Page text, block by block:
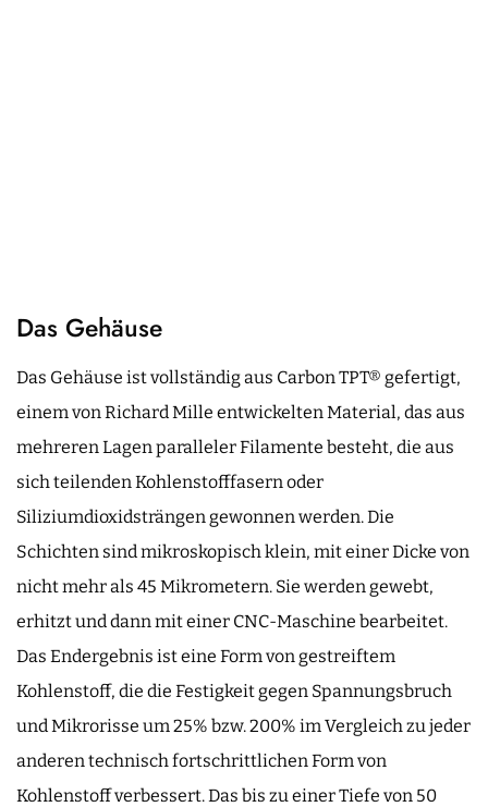
Das Gehäuse
Das Gehäuse ist vollständig aus Carbon TPT® gefertigt,
einem von Richard Mille entwickelten Material, das aus
mehreren Lagen paralleler Filamente besteht, die aus
sich teilenden Kohlenstofffasern oder
Siliziumdioxidsträngen gewonnen werden. Die
Schichten sind mikroskopisch klein, mit einer Dicke von
nicht mehr als 45 Mikrometern. Sie werden gewebt,
erhitzt und dann mit einer CNC-Maschine bearbeitet.
Das Endergebnis ist eine Form von gestreiftem
Kohlenstoff, die die Festigkeit gegen Spannungsbruch
und Mikrorisse um 25% bzw. 200% im Vergleich zu jeder
anderen technisch fortschrittlichen Form von
Kohlenstoff verbessert. Das bis zu einer Tiefe von 50